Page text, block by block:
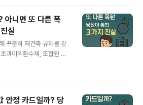
대 효과는 분명하다, 하
늘리는 효과가 있습니다
수천 세대 규모의 대단
지만 문제는 ⏳시간과 비
이주·철거까지 과정이 복
수밖에 없습니다.2️⃣ 분양
아니면 또 다른 폭
실
꾸준히 재건축 규제를 강
과이익환수제, 조합원 분
? 오늘은 재건축 규제 속
트를 새롭게 바꿔주는 핵
안정 카드일까? 당